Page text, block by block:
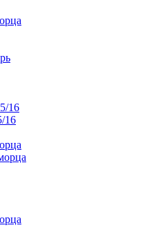
16
16